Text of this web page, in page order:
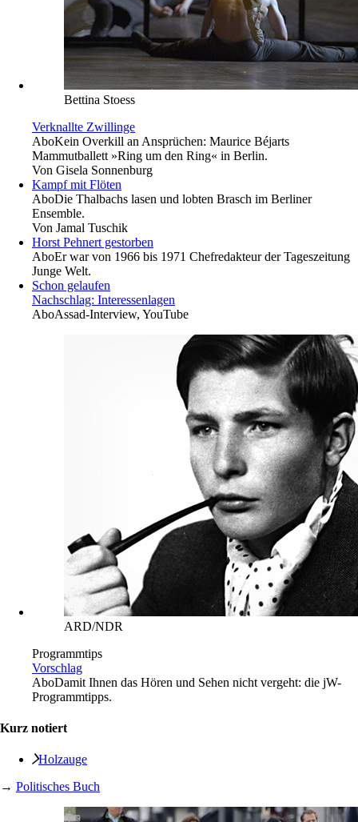
Bettina Stoess
Verknallte Zwillinge
AboKein Overkill an Ansprüchen: Maurice Béjarts
Mammutballett »Ring um den Ring« in Berlin.
Von Gisela Sonnenburg
Kampf mit Flöten
AboDie Thalbachs lasen und lobten Brasch im Berliner
Ensemble.
Von Jamal Tuschik
Horst Pehnert gestorben
AboEr war von 1966 bis 1971 Chefredakteur der Tageszeitung
Junge Welt.
Schon gelaufen
Nachschlag: Interessenlagen
AboAssad-Interview, YouTube
ARD/NDR
Programmtips
Vorschlag
AboDamit Ihnen das Hören und Sehen nicht vergeht: die jW-
Programmtipps.
Kurz notiert
Holzauge
→ Politisches Buch